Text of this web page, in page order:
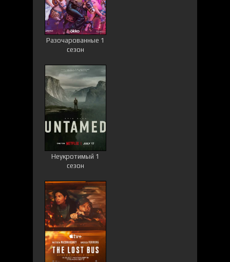
Разочарованные 1
сезон
Неукротимый 1
сезон